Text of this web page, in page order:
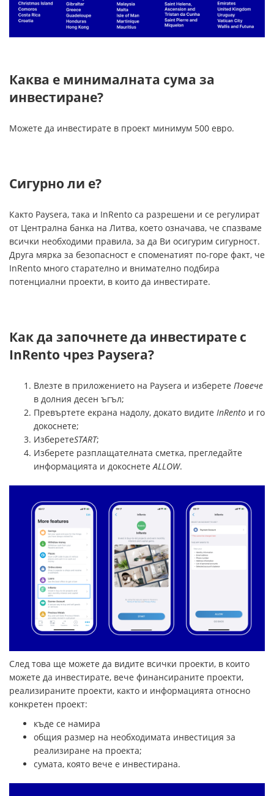
Каква е минималната сума за
инвестиране?
Можете да инвестирате в проект минимум 500 евро.
Сигурно ли е?
Както Paysera, така и InRento са разрешени и се регулират
от Централна банка на Литва, което означава, че спазваме
всички необходими правила, за да Ви осигурим сигурност.
Друга мярка за безопасност е споменатият по-горе факт, че
InRento много старателно и внимателно подбира
потенциални проекти, в които да инвестирате.
Как да започнете да инвестирате с
InRento чрез Paysera?
Влезте в приложението на Paysera и изберете Повече
в долния десен ъгъл;
Превъртете екрана надолу, докато видите InRento и го
докоснете;
ИзберетеSTART;
Изберете разплащателната сметка, прегледайте
информацията и докоснетеALLOW.
След това ще можете да видите всички проекти, в които
можете да инвестирате, вече финансираните проекти,
реализираните проекти, както и информацията относно
конкретен проект:
къде се намира
общия размер на необходимата инвестиция за
реализиране на проекта;
сумата, която вече е инвестирана.